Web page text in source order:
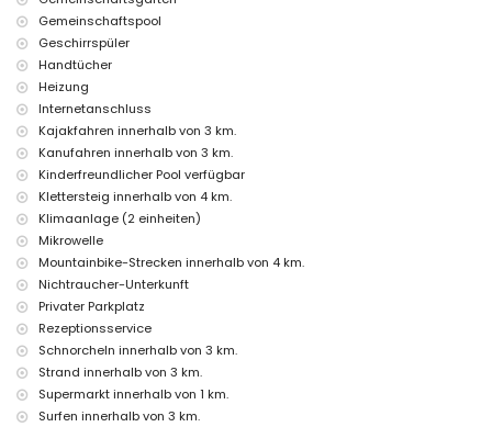
Einrichtungen und Dienstleistungen gegen Aufpreis
Kinderbett (auf Anfrage)
Unterhaltung und Freizeitaktivitäten für Ihren Urlaub in Teulada,
Costa Blanca
Diskothek und Promenade (innerhalb von 5 Kilometern vom Haus)
Sehenswürdigkeiten und Kultur in Teulada, Costa Blanca
Museum, Kirche, Schloss, Ruine und historischer Ort (innerhalb von 5
Kilometern von der Unterkunft)
Sport
Tennis, Wandern, Mountainbiking, Radfahren, Klettern, Kanufahren,
Wasserski (innerhalb von 5 Kilometern vom Haus)
Golf und Reiten (innerhalb von 10 Kilometern vom Haus)
Gemeinschaftspool
Geschirrspüler
Handtücher
Heizung
Internetanschluss
Kajakfahren innerhalb von 3 km.
Kanufahren innerhalb von 3 km.
Kinderfreundlicher Pool verfügbar
Klettersteig innerhalb von 4 km.
Klimaanlage (2 einheiten)
Mikrowelle
Mountainbike-Strecken innerhalb von 4 km.
Nichtraucher-Unterkunft
Privater Parkplatz
Rezeptionsservice
Schnorcheln innerhalb von 3 km.
Strand innerhalb von 3 km.
Supermarkt innerhalb von 1 km.
Surfen innerhalb von 3 km.